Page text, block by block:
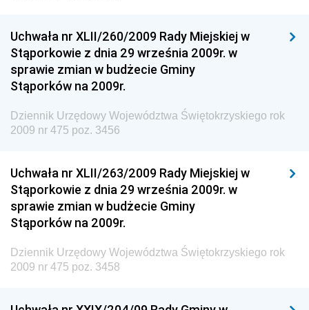
Dziennik Urzędowy Ministra Spraw Zagranicznych
Dziennik Urzędowy Centralnego Biura
Antykorupcyjnego
Wewnętrznego
Dziennik Urzędowy Urzędu Patentowego
Dziennik Urzędowy Generalnej Dyrekcji Dróg
Krajowych i Autostrad
Dziennik Urzędowy Ministra Środowiska
Dziennik Urzędowy Ministra Edukacji
Uchwała nr XLII/260/2009 Rady Miejskiej w
Stąporkowie z dnia 29 września 2009r. w
sprawie zmian w budżecie Gminy
Stąporków na 2009r.
Dziennik Urzędowy Województwa Świętokrzyskiego rok
2009 nr 475 poz. 3456
Uchwała nr XLII/263/2009 Rady Miejskiej w
Stąporkowie z dnia 29 września 2009r. w
sprawie zmian w budżecie Gminy
Stąporków na 2009r.
Dziennik Urzędowy Województwa Świętokrzyskiego rok
2009 nr 475 poz. 3458